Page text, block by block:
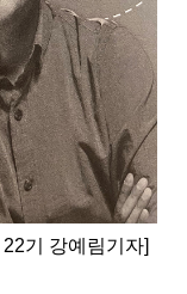
22기 강예림기자]